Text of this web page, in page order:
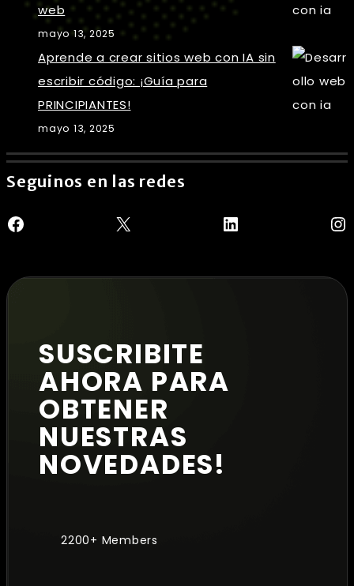
web
mayo 13, 2025
Aprende a crear sitios web con IA sin
escribir código: ¡Guía para
PRINCIPIANTES!
mayo 13, 2025
Seguinos en las redes
Facebook X LinkedIn
SUSCRIBITE
AHORA PARA
OBTENER
NUESTRAS
NOVEDADES!
2200+ Members